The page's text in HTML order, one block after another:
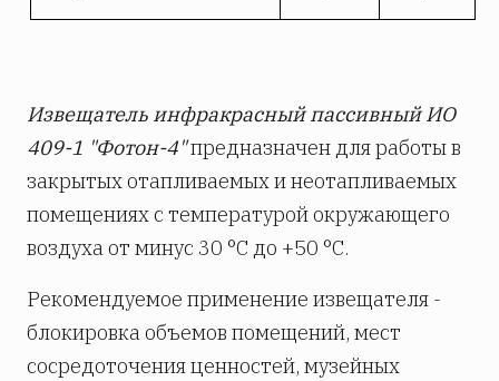
Извещатель инфракрасный пассивный ИО
409-1 "Фотон-4"предназначен для работы в
закрытых отапливаемых и неотапливаемых
помещениях с температурой окружающего
воздуха от минус 30 °С до +50 °С.
Рекомендуемое применение извещателя -
блокировка объемов помещений, мест
сосредоточения ценностей, музейных